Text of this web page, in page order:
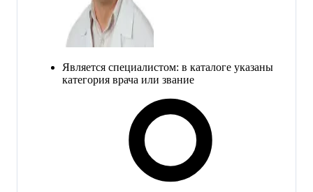
Является специалистом: в каталоге указаны
категория врача или звание